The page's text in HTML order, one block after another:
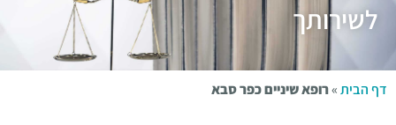
לשירותך
דף הבית»רופא שיניים כפר סבא